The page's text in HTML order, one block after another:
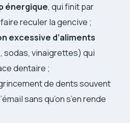
énergique, qui finit par
reculer la gencive ;
excessive d’aliments
sodas, vinaigrettes) qui
dentaire ;
de dents souvent
sans qu’on s’en rende